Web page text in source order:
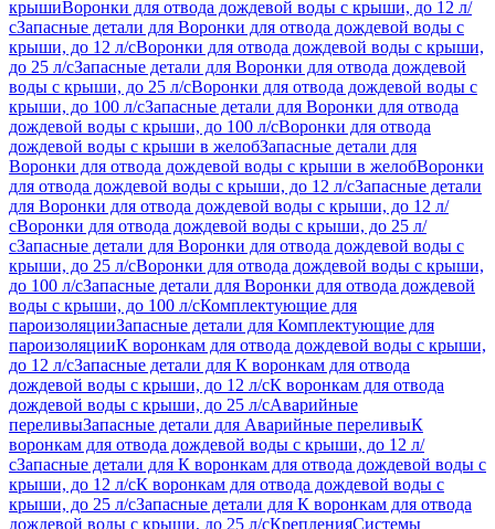
крышиВоронки для отвода дождевой воды с крыши, до 12 л/
сЗапасные детали для Воронки для отвода дождевой воды с
крыши, до 12 л/сВоронки для отвода дождевой воды с крыши,
до 25 л/сЗапасные детали для Воронки для отвода дождевой
воды с крыши, до 25 л/сВоронки для отвода дождевой воды с
крыши, до 100 л/сЗапасные детали для Воронки для отвода
дождевой воды с крыши, до 100 л/сВоронки для отвода
дождевой воды с крыши в желобЗапасные детали для
Воронки для отвода дождевой воды с крыши в желобВоронки
для отвода дождевой воды с крыши, до 12 л/сЗапасные детали
для Воронки для отвода дождевой воды с крыши, до 12 л/
сВоронки для отвода дождевой воды с крыши, до 25 л/
сЗапасные детали для Воронки для отвода дождевой воды с
крыши, до 25 л/сВоронки для отвода дождевой воды с крыши,
до 100 л/сЗапасные детали для Воронки для отвода дождевой
воды с крыши, до 100 л/сКомплектующие для
пароизоляцииЗапасные детали для Комплектующие для
пароизоляцииК воронкам для отвода дождевой воды с крыши,
до 12 л/сЗапасные детали для К воронкам для отвода
дождевой воды с крыши, до 12 л/сК воронкам для отвода
дождевой воды с крыши, до 25 л/сАварийные
переливыЗапасные детали для Аварийные переливыК
воронкам для отвода дождевой воды с крыши, до 12 л/
сЗапасные детали для К воронкам для отвода дождевой воды с
крыши, до 12 л/сК воронкам для отвода дождевой воды с
крыши, до 25 л/сЗапасные детали для К воронкам для отвода
дождевой воды с крыши, до 25 л/сКрепленияСистемы